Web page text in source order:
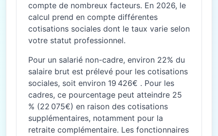
compte de nombreux facteurs. En 2026, le
calcul prend en compte différentes
cotisations sociales dont le taux varie selon
votre statut professionnel.
Pour un salarié non-cadre, environ 22% du
salaire brut est prélevé pour les cotisations
sociales, soit environ 19 426€ . Pour les
cadres, ce pourcentage peut atteindre 25
% (22 075€) en raison des cotisations
supplémentaires, notamment pour la
retraite complémentaire. Les fonctionnaires